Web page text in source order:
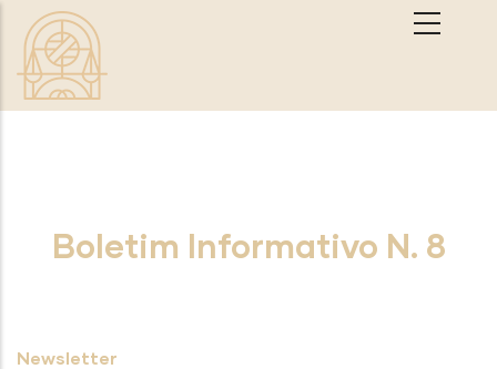
Passar para o conteúdo principal
Boletim Informativo N. 8
Newsletter